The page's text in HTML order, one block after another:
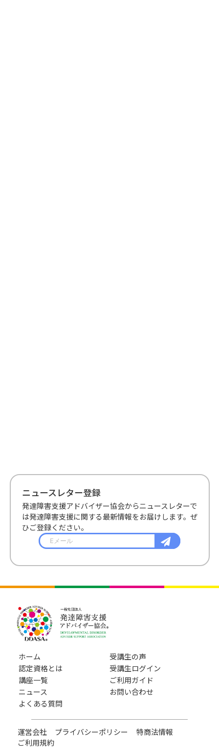
ニュースレター登録
発達障害支援アドバイザー協会からニュースレターで
は発達障害支援に関する最新情報をお届けします。ぜ
ひご登録ください。
ホーム
認定資格とは
講座一覧
ニュース
よくある質問
受講生の声
受講生ログイン
ご利用ガイド
お問い合わせ
運営会社 プライバシーポリシー
特商法情報
ご利用規約